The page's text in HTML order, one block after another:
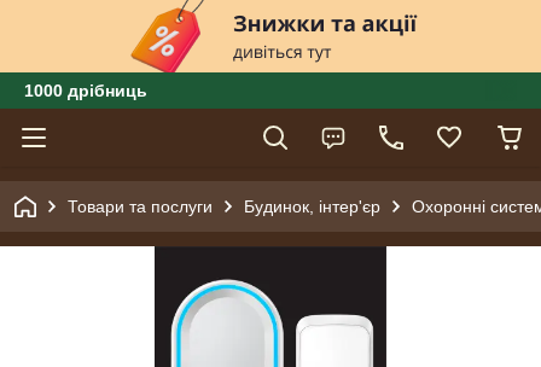
1000 дрібниць
Товари та послуги Будинок, інтер'єр Охоронні